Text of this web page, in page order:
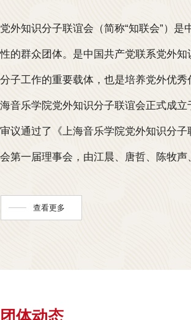
党外知识分子联谊会（简称“知联会”）
性的群众团体。是中国共产党联系党外
分子工作的重要载体，也是培养党外优
海音乐学院党外知识分子联谊会正式成
审议通过了《上海音乐学院党外知识分
会第一届理事会，由江晨、唐哲、陈牧声
查看更多